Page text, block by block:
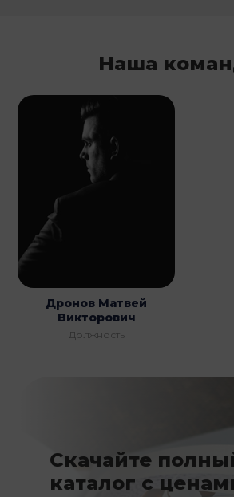
Наша
Дронов Матвей
Викторович
Должность
Скачайте
каталог с